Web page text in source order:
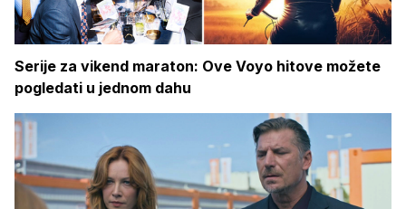
Serije za vikend maraton: Ove Voyo hitove možete
pogledati u jednom dahu